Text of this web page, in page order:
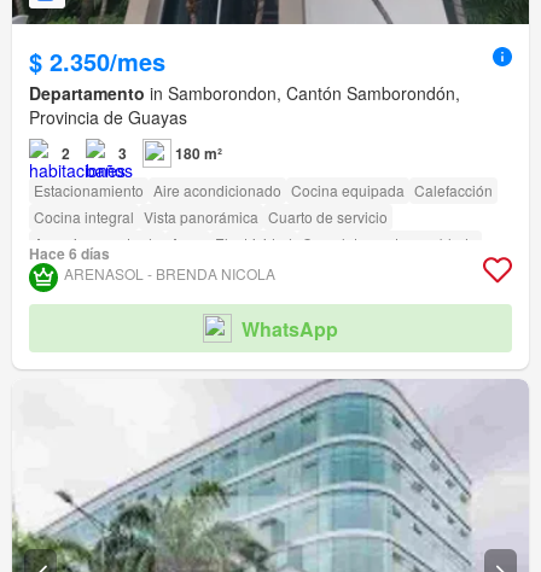
$ 2.350/mes
Departamento in Samborondon, Cantón Samborondón,
Provincia de Guayas
2 3 180 m²
Estacionamiento Aire acondicionado Cocina equipada Calefacción
Cocina integral Vista panorámica Cuarto de servicio
Armario empotrado
Agua Electricidad
Completamente amoblado
Gimnasio Piscina Área para niños Garita de guardianía
Hace 6 días
ARENASOL - BRENDA NICOLA
WhatsApp